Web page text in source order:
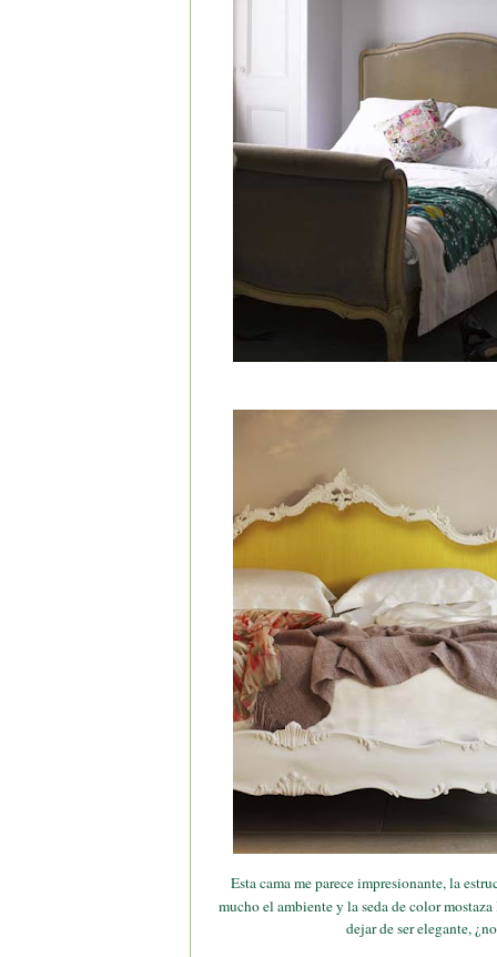
Esta cama me parece impresionante, la
mucho el ambiente y la seda de color
dejar de ser elegante,